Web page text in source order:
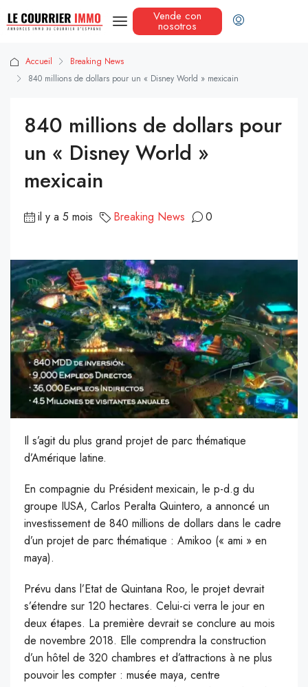
Vende con
nosotros
Accueil
Breaking News
840 millions de dollars pour un « Disney World » mexicain
840 millions de dollars pour
un « Disney World »
mexicain
il y a 5 mois Breaking News 0
Il s’agit du plus grand projet de parc thématique
d’Amérique latine.
En compagnie du Président mexicain, le p-d.g du
groupe IUSA, Carlos Peralta Quintero, a annoncé un
investissement de 840 millions de dollars dans le cadre
d’un projet de parc thématique : Amikoo (« ami » en
maya).
Prévu dans l’Etat de Quintana Roo, le projet devrait
s’étendre sur 120 hectares. Celui-ci verra le jour en
deux étapes. La première devrait se conclure au mois
de novembre 2018. Elle comprendra la construction
d’un hôtel de 320 chambres et d’attractions à ne plus
pouvoir les compter : musée maya, centre